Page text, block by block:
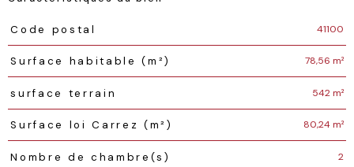
Caractéristiques
Code postal 41100
Surface habitable (m²) 78,56 m²
surface terrain 542 m²
Surface loi Carrez (m²) 80,24 m²
Nombre de chambre(s) 2